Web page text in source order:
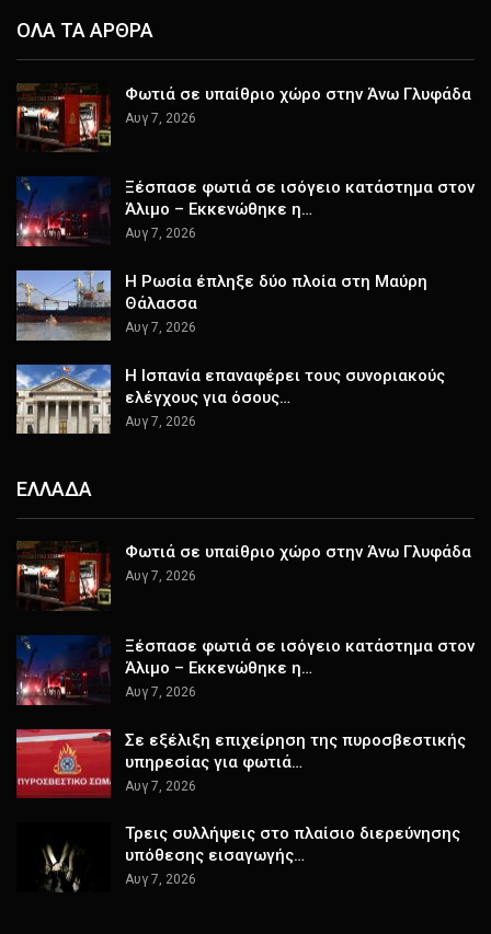
ΟΛΑ ΤΑ ΑΡΘΡΑ
Φωτιά σε υπαίθριο χώρο στην Άνω Γλυφάδα
Αυγ 7, 2026
Ξέσπασε φωτιά σε ισόγειο κατάστημα στον
Άλιμο – Εκκενώθηκε η…
Αυγ 7, 2026
Η Ρωσία έπληξε δύο πλοία στη Μαύρη
Θάλασσα
Αυγ 7, 2026
H Ισπανία επαναφέρει τους συνοριακούς
ελέγχους για όσους…
Αυγ 7, 2026
ΕΛΛΑΔΑ
Φωτιά σε υπαίθριο χώρο στην Άνω Γλυφάδα
Αυγ 7, 2026
Ξέσπασε φωτιά σε ισόγειο κατάστημα στον
Άλιμο – Εκκενώθηκε η…
Αυγ 7, 2026
Σε εξέλιξη επιχείρηση της πυροσβεστικής
υπηρεσίας για φωτιά…
Αυγ 7, 2026
Τρεις συλλήψεις στο πλαίσιο διερεύνησης
υπόθεσης εισαγωγής…
Αυγ 7, 2026